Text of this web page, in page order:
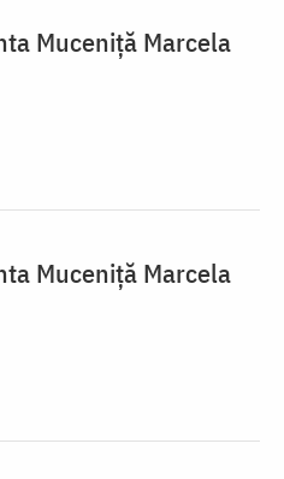
Muceniță Marcela
Muceniță Marcela